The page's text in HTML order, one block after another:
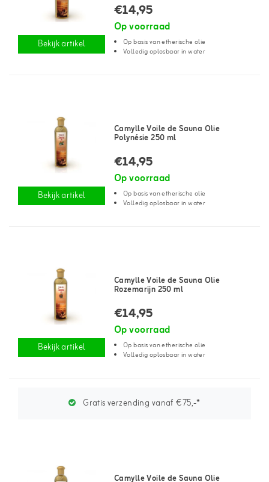
Bekijk artikel
€14,95
Op voorraad
Op basis van etherische olie
Volledig oplosbaar in water
Bekijk artikel
Camylle Voile de Sauna Olie
Polynésie 250 ml
€14,95
Op voorraad
Op basis van etherische olie
Volledig oplosbaar in water
Bekijk artikel
Camylle Voile de Sauna Olie
Rozemarijn 250 ml
€14,95
Op voorraad
Op basis van etherische olie
Volledig oplosbaar in water
Gratis verzending vanaf €75,-*
Camylle Voile de Sauna Olie